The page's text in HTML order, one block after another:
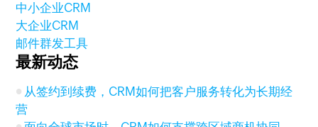
中小企业CRM
大企业CRM
邮件群发工具
最新动态
从签约到续费，CRM如何把客户服务转化为长期经
营